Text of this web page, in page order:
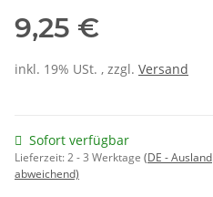
9,25 €
inkl. 19% USt. , zzgl. Versand
Sofort verfügbar
Lieferzeit:2 - 3 Werktage (DE - Ausland
abweichend)